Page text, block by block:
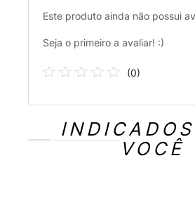
Este produto ainda não possui
Seja o primeiro a avaliar! :)
(0)
VOCÊ